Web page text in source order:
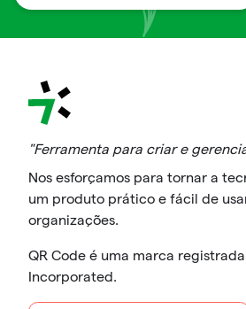
"Ferramenta para criar e
Nos esforçamos para tornar a
um produto prático e fácil de
organizações.
QR Code é uma marca
Incorporated.